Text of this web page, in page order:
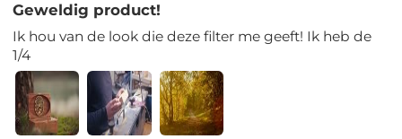
Geweldig product!
Ik hou van de look die deze filter me geeft! Ik heb de
1/4